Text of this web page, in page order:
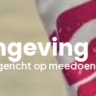
op meedoen